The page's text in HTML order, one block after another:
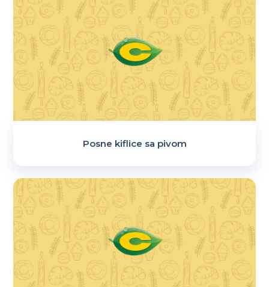
Posne kiflice sa pivom